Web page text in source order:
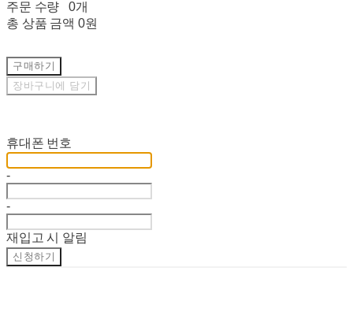
주문 수량
0개
총 상품 금액 0원
구매하기
장바구니에 담기
휴대폰 번호
-
-
재입고 시 알림
신청하기